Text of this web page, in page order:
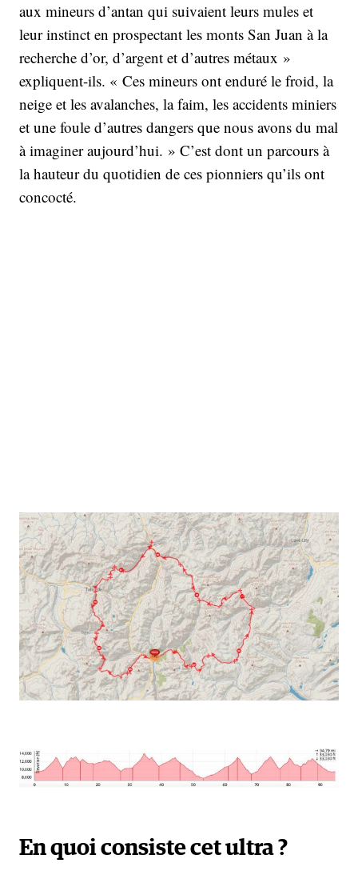
aux mineurs d’antan qui suivaient leurs mules et
leur instinct en prospectant les monts San Juan à la
recherche d’or, d’argent et d’autres métaux »
expliquent-ils. « Ces mineurs ont enduré le froid, la
neige et les avalanches, la faim, les accidents miniers
et une foule d’autres dangers que nous avons du mal
à imaginer aujourd’hui. » C’est dont un parcours à
la hauteur du quotidien de ces pionniers qu’ils ont
concocté.
En quoi consiste cet ultra ?